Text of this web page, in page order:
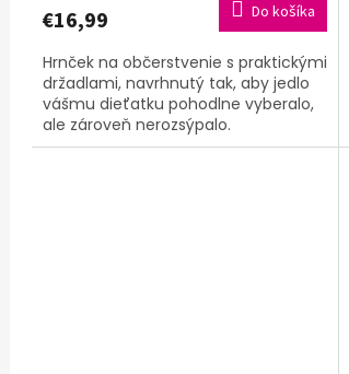
€16,99 Do košíka
Hrnček na občerstvenie s praktickými
držadlami, navrhnutý tak, aby jedlo
vášmu dieťatku pohodlne vyberalo,
ale zároveň nerozsýpalo.